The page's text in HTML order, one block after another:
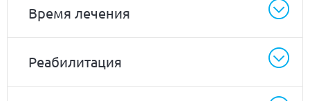
Время лечения
Реабилитация